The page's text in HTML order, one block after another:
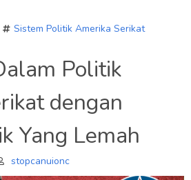
Sistem Politik Amerika Serikat
Politik
dengan
Yang Lemah
stopcanuionc